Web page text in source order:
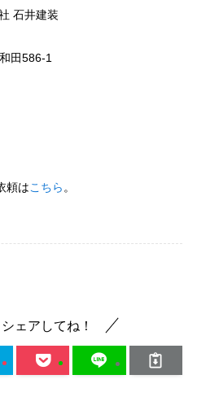
石井建装
田586-1
頼はこちら 。
ェアしてね！